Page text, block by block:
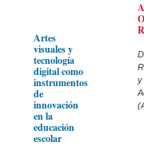
Artes
visuales y
tecnología
digital como
instrumentos
de
innovación
en la
educación
escolar
y